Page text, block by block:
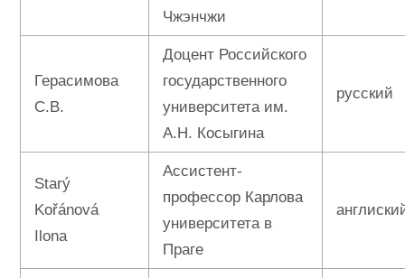
Чжэнчжи
Герасимова
С.В.
Доцент Российского
государственного
университета им.
А.Н. Косыгина
русский
Starý
Kořánová
Ilona
Ассистент-
профессор Карлова
университета в
Праге